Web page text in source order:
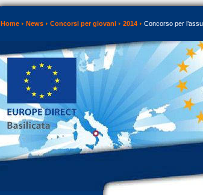
Home News Concorsi per giovani 2014 Concorso per